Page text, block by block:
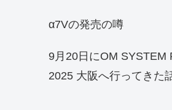
α7Vの発売の噂
9月20日にOM SYSTEM
2025 大阪へ行ってきた